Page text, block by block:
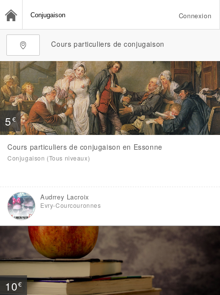
Connexion
Cours particuliers de conjugaison
5€
Cours particuliers de conjugaison en Essonne
Conjugaison (Tous niveaux)
Audrrey Lacroix
Evry-Courcouronnes
10€